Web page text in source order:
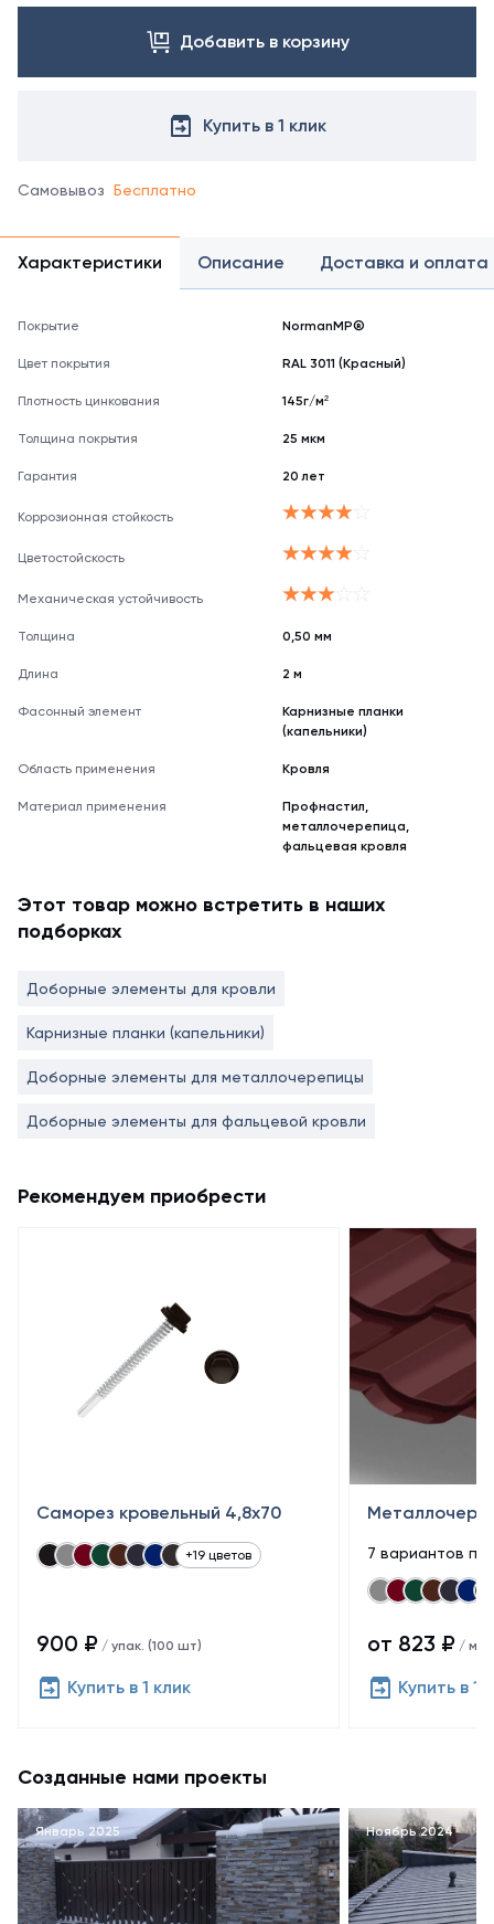
менеджером.
можно
Добавить в корзину
Купить в 1 клик
Самовывоз Бесплатно
Характеристики Описание Доставка и оплата
Покрытие NormanMP®
Цвет покрытия RAL 3011 (Красный)
Плотность цинкования 145г/м²
Толщина покрытия 25 мкм
Гарантия 20 лет
Коррозионная стойкость
Цветостойскость
Механическая устойчивость
Толщина 0,50 мм
Длина 2 м
Фасонный элемент
Карнизные планки
(капельники)
Область применения Кровля
Материал применения
Профнастил,
металлочерепица,
фальцевая кровля
Этот товар можно встретить в наших
подборках
Доборные элементы для кровли
Карнизные планки (капельники)
Доборные элементы для металлочерепицы
Доборные элементы для фальцевой кровли
Рекомендуем приобрести
Саморез кровельный 4,8x70
+19 цветов
900 ₽ / упак. (100 шт)
Купить в 1 клик
7 вариантов
от 823 ₽ / м²
Купить в 1
Созданные нами проекты
Январь 2025 Ноябрь 2024